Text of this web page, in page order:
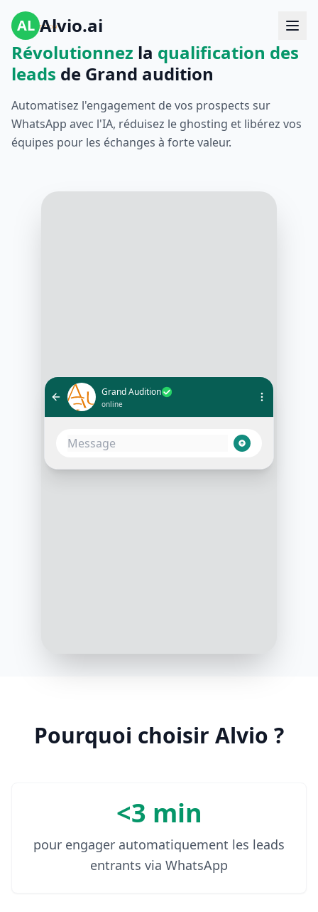
AL Alvio.ai
Révolutionnez la qualification des
leads de Grand audition
Automatisez l'engagement de vos prospects sur
WhatsApp avec l'IA, réduisez le ghosting et libérez vos
équipes pour les échanges à forte valeur.
Grand Audition
online
Bonjour et merci de votre intérêt
pour notre grande audition !
Pouvez-vous nous dire quel est
de musique au cours des dernières
années
Pourquoi choisir Alvio ?
<3 min
pour engager automatiquement les leads
entrants via WhatsApp